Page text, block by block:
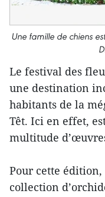
Une famille de chiens
Le festival des
une destination
habitants de la
Têt. Ici en effet,
multitude
Pour cette
collection